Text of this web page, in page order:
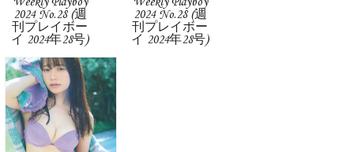
2024 No.28 (週
刊プレイボー
イ 2024年28号)
2024 No.28 (週
刊プレイボー
イ 2024年28号)